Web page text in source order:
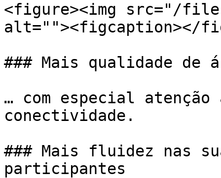
<figure><img src="/files/
alt=""><figcaption></
### Mais qualidade de
… com especial
conectividade.
### Mais fluidez nas
participantes